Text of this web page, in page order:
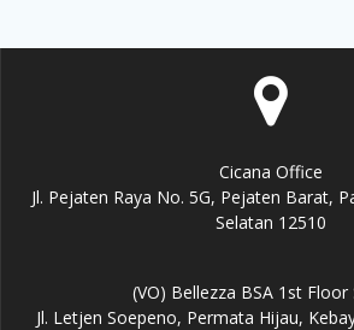
Cicana Office
Jl. Pejaten Raya No. 5G, Pejaten Barat,
Selatan 12510
(VO) Bellezza BSA 1st Floor
Jl. Letjen Soepeno, Permata Hijau,